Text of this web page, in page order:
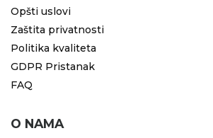
Opšti uslovi
Zaštita privatnosti
Politika kvaliteta
GDPR Pristanak
FAQ
O NAMA